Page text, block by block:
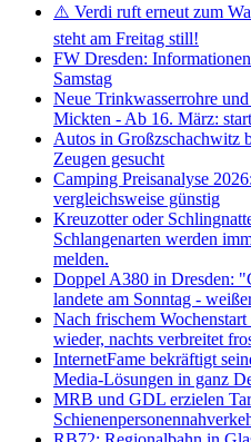
⚠️ Verdi ruft erneut zum
steht am Freitag still!
FW Dresden:
Samstag
Neue Trinkwasserrohre
Mickten - Ab 16. März:
Autos in Großzschachwitz
Zeugen gesucht
Camping Preisanalyse
vergleichsweise günstig
Kreuzotter oder
Schlangenarten werden
melden.
Doppel A380 in Dresden:
landete am Sonntag -
Nach frischem Wochenstart
wieder, nachts verbreitet
InternetFame bekräftigt
Media-Lösungen in ganz
MRB und GDL erzielen